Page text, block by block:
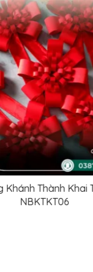
–
Nơ Khánh